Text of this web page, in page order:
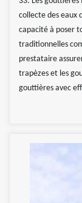
collecte des eaux
capacité à poser
traditionnelles
prestataire
trapèzes et les
gouttières avec